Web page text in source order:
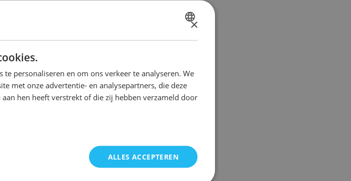
×
personaliseren en om ons verkeer te analyseren. We
met onze advertentie- en analysepartners, die deze
hen heeft verstrekt of die zij hebben verzameld door
ALLES ACCEPTEREN